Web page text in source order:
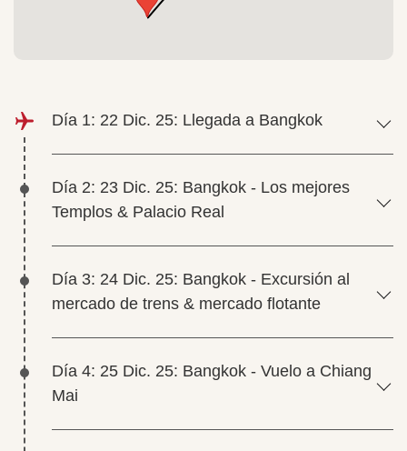
Día 1: 22 Dic. 25: Llegada a Bangkok
Día 2: 23 Dic. 25: Bangkok - Los mejores
Templos & Palacio Real
Día 3: 24 Dic. 25: Bangkok - Excursión al
mercado de trens & mercado flotante
Día 4: 25 Dic. 25: Bangkok - Vuelo a Chiang
Mai